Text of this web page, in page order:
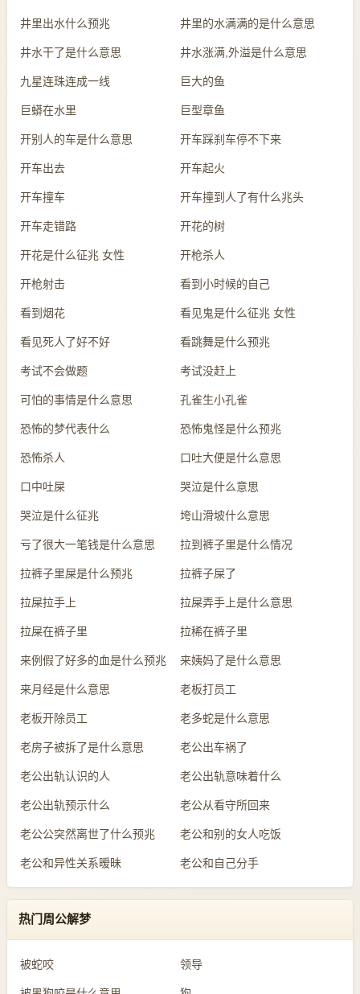
井里出水什么预兆 井里的水满满的是什么意思
井水干了是什么意思 井水涨满,外溢是什么意思
九星连珠连成一线 巨大的鱼
巨蟒在水里 巨型章鱼
开别人的车是什么意思 开车踩刹车停不下来
开车出去 开车起火
开车撞车 开车撞到人了有什么兆头
开车走错路 开花的树
开花是什么征兆 女性 开枪杀人
开枪射击 看到小时候的自己
看到烟花 看见鬼是什么征兆 女性
看见死人了好不好 看跳舞是什么预兆
考试不会做题 考试没赶上
可怕的事情是什么意思 孔雀生小孔雀
恐怖的梦代表什么 恐怖鬼怪是什么预兆
恐怖杀人 口吐大便是什么意思
口中吐屎 哭泣是什么意思
哭泣是什么征兆 垮山滑坡什么意思
亏了很大一笔钱是什么意思 拉到裤子里是什么情况
拉裤子里屎是什么预兆 拉裤子屎了
拉屎拉手上 拉屎弄手上是什么意思
拉屎在裤子里 拉稀在裤子里
来例假了好多的血是什么预兆 来姨妈了是什么意思
来月经是什么意思 老板打员工
老板开除员工 老多蛇是什么意思
老房子被拆了是什么意思 老公出车祸了
老公出轨认识的人 老公出轨意味着什么
老公出轨预示什么 老公从看守所回来
老公公突然离世了什么预兆 老公和别的女人吃饭
老公和异性关系暧昧 老公和自己分手
热门周公解梦
被蛇咬 领导